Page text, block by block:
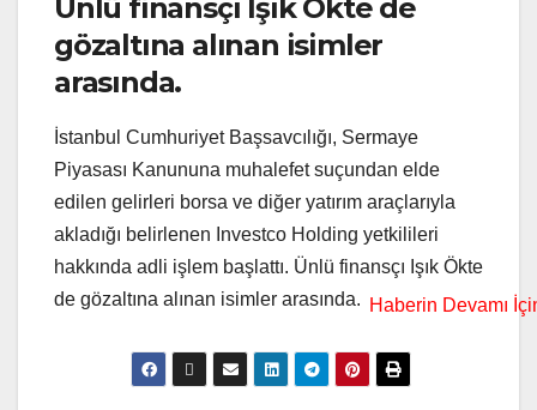
Ünlü finansçı Işık Ökte de
gözaltına alınan isimler
arasında.
İstanbul Cumhuriyet Başsavcılığı, Sermaye
Piyasası Kanununa muhalefet suçundan elde
edilen gelirleri borsa ve diğer yatırım araçlarıyla
akladığı belirlenen Investco Holding yetkilileri
hakkında adli işlem başlattı. Ünlü finansçı Işık Ökte
de gözaltına alınan isimler arasında.